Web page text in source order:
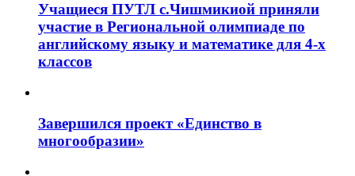
Учащиеся ПУТЛ с.Чишмикиой приняли
участие в Региональной олимпиаде по
английскому языку и математике для 4-х
классов
Завершился проект «Единство в
многообразии»